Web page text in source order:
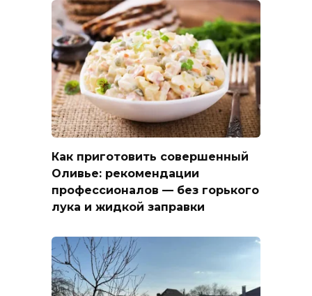
Как приготовить совершенный
Оливье: рекомендации
профессионалов — без горького
лука и жидкой заправки